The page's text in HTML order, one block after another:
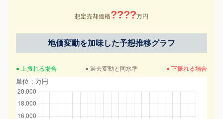
想定売却価格????万円
地価変動を加味した予想推移グラフ
● 上振れる場合 ● 過去変動と同水準 ● 下振れる場合
単位：万円